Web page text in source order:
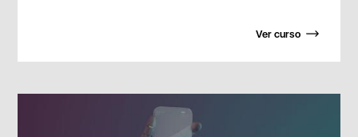
Ver curso